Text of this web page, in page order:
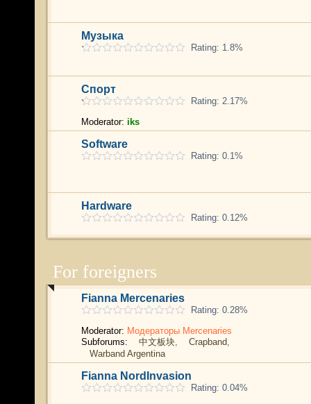
Музыка
Rating: 1.8%
Спорт
Rating: 2.17%
Moderator: iks
Software
Rating: 0.1%
Hardware
Rating: 0.12%
For foreigners
Fianna Mercenaries
Rating: 0.28%
Moderator: Модераторы Mercenaries
Subforums:
中文板块, Crapband,
Warband Argentina
Fianna NordInvasion
Rating: 0.04%